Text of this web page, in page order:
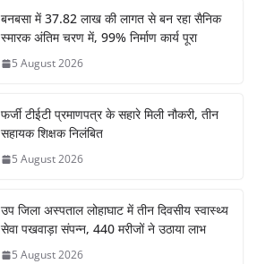
बनबसा में 37.82 लाख की लागत से बन रहा सैनिक
स्मारक अंतिम चरण में, 99% निर्माण कार्य पूरा
5 August 2026
फर्जी टीईटी प्रमाणपत्र के सहारे मिली नौकरी, तीन
सहायक शिक्षक निलंबित
5 August 2026
उप जिला अस्पताल लोहाघाट में तीन दिवसीय स्वास्थ्य
सेवा पखवाड़ा संपन्न, 440 मरीजों ने उठाया लाभ
5 August 2026